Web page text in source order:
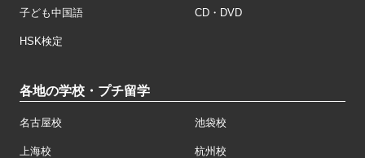
子ども中国語 CD・DVD
HSK検定
各地の学校・プチ留学
名古屋校 池袋校
上海校 杭州校